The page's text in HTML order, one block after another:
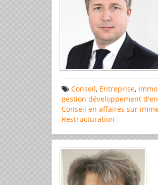
Conseil, Entreprise,
gestion développement
Conseil en affaires sur
Restructuration